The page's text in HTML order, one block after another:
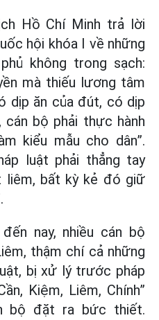
Hồ Chí Minh trả lời
hội khóa I về những
không trong sạch:
mà thiếu lương tâm
dịp ăn của đút, có dịp
cán bộ phải thực hành
kiểu mẫu cho dân”.
luật phải thẳng tay
liêm, bất kỳ kẻ đó giữ
nay, nhiều cán bộ
thậm chí cả những
bị xử lý trước pháp
Kiệm, Liêm, Chính”
bộ đặt ra bức thiết.